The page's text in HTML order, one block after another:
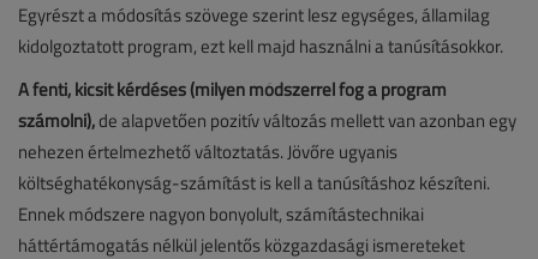
Egyrészt a módosítás szövege szerint lesz egységes, államilag
kidolgoztatott program, ezt kell majd használni a tanúsításokkor.
A fenti, kicsit kérdéses (milyen módszerrel fog a program
számolni),de alapvetően pozitív változás mellett van azonban egy
nehezen értelmezhető változtatás. Jövőre ugyanis
költséghatékonyság-számítást is kell a tanúsításhoz készíteni.
Ennek módszere nagyon bonyolult, számítástechnikai
háttértámogatás nélkül jelentős közgazdasági ismereteket